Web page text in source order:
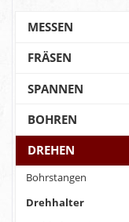
MESSEN
FRÄSEN
SPANNEN
BOHREN
DREHEN
Bohrstangen
Drehhalter